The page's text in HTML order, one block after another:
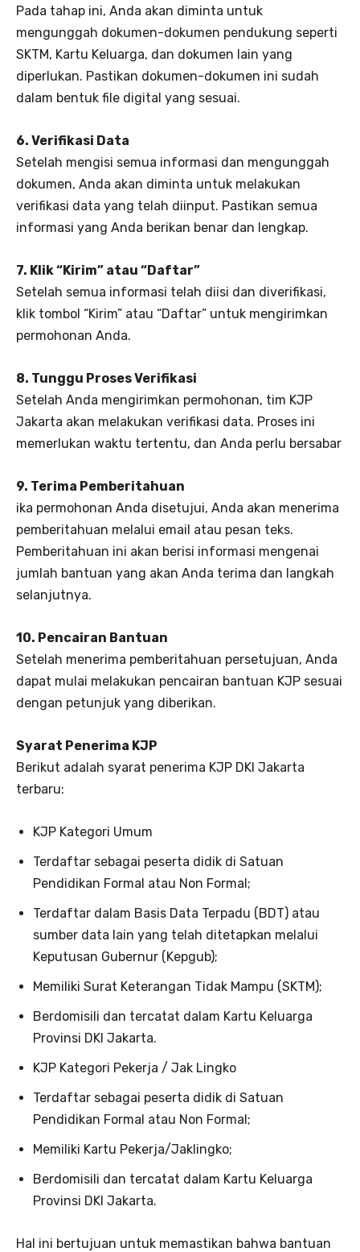
Pada tahap ini, Anda akan diminta untuk
mengunggah dokumen-dokumen pendukung seperti
SKTM, Kartu Keluarga, dan dokumen lain yang
diperlukan. Pastikan dokumen-dokumen ini sudah
dalam bentuk file digital yang sesuai.
6. Verifikasi Data
Setelah mengisi semua informasi dan mengunggah
dokumen, Anda akan diminta untuk melakukan
verifikasi data yang telah diinput. Pastikan semua
informasi yang Anda berikan benar dan lengkap.
7. Klik “Kirim” atau “Daftar”
Setelah semua informasi telah diisi dan diverifikasi,
klik tombol “Kirim” atau “Daftar” untuk mengirimkan
permohonan Anda.
8. Tunggu Proses Verifikasi
Setelah Anda mengirimkan permohonan, tim KJP
Jakarta akan melakukan verifikasi data. Proses ini
memerlukan waktu tertentu, dan Anda perlu bersabar
9. Terima Pemberitahuan
ika permohonan Anda disetujui, Anda akan menerima
pemberitahuan melalui email atau pesan teks.
Pemberitahuan ini akan berisi informasi mengenai
jumlah bantuan yang akan Anda terima dan langkah
selanjutnya.
10. Pencairan Bantuan
Setelah menerima pemberitahuan persetujuan, Anda
dapat mulai melakukan pencairan bantuan KJP sesuai
dengan petunjuk yang diberikan.
Syarat Penerima KJP
Berikut adalah syarat penerima KJP DKI Jakarta
terbaru:
KJP Kategori Umum
Terdaftar sebagai peserta didik di Satuan
Pendidikan Formal atau Non Formal;
Terdaftar dalam Basis Data Terpadu (BDT) atau
sumber data lain yang telah ditetapkan melalui
Keputusan Gubernur (Kepgub);
Memiliki Surat Keterangan Tidak Mampu (SKTM);
Berdomisili dan tercatat dalam Kartu Keluarga
Provinsi DKI Jakarta.
KJP Kategori Pekerja / Jak Lingko
Terdaftar sebagai peserta didik di Satuan
Pendidikan Formal atau Non Formal;
Memiliki Kartu Pekerja/Jaklingko;
Berdomisili dan tercatat dalam Kartu Keluarga
Provinsi DKI Jakarta.
Hal ini bertujuan untuk memastikan bahwa bantuan